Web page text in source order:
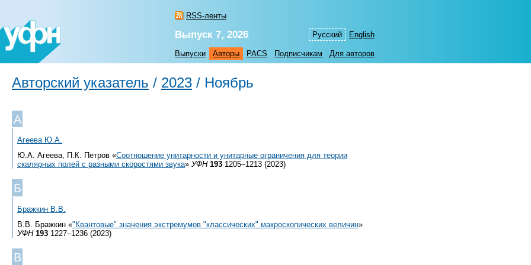
RSS-ленты
Русский English
Выпуск 7, 2026
Выпуски Авторы PACS Подписчикам Для авторов
Авторский указатель / 2023 / Ноябрь
А
Агеева Ю.А.
Ю.А. Агеева, П.К. Петров «Соотношение унитарности и унитарные ограничения для теории
скалярных полей с разными скоростями звука» УФН 193 1205–1213 (2023)
Б
Бражкин В.В.
В.В. Бражкин «"Квантовые" значения экстремумов "классических" макроскопических величин»
УФН 193 1227–1236 (2023)
В